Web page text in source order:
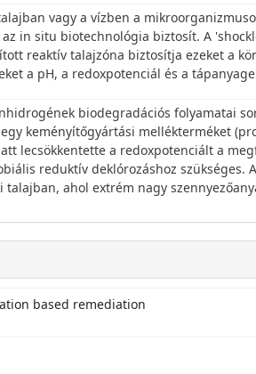
vagy a vízben a
in situ biotechnológia biztosít. A
reaktív talajzóna biztosítja ezeket a
a pH, a redoxpotenciál és a
biodegradációs folyamatai
keményítőgyártási mellékterméket
lecsökkentette a redoxpotenciált a
reduktív deklórozáshoz szükséges.
ahol extrém nagy
based remediation